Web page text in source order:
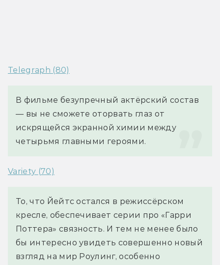
Telegraph (80)
В фильме безупречный актёрский состав
— вы не сможете оторвать глаз от
искрящейся экранной химии между
четырьмя главными героями.
Variety (70)
То, что Йейтс остался в режиссёрском
кресле, обеспечивает серии про «Гарри
Поттера» связность. И тем не менее было
бы интересно увидеть совершенно новый
взгляд на мир Роулинг, особенно